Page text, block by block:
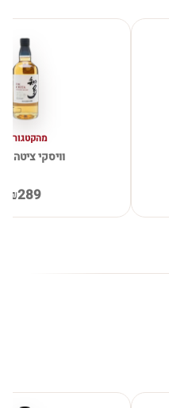
מהקטגוריה
וויסקי ציטה Chita
₪289